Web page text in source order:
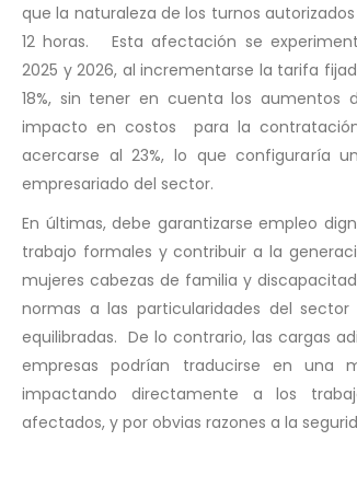
que la naturaleza de los turnos
12 horas. Esta afectación se
2025 y 2026, al incrementarse la tarifa
18%, sin tener en cuenta los aumentos
impacto en costos para la
acercarse al 23%, lo que configuraría
empresariado del sector.
En últimas, debe garantizarse empleo
trabajo formales y contribuir a la
mujeres cabezas de familia y
normas a las particularidades del
equilibradas. De lo contrario, las cargas
empresas podrían traducirse en una
impactando directamente a los
afectados, y por obvias razones a la